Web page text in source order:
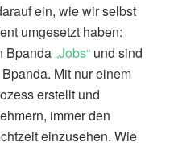
ein, wie wir selbst
umgesetzt haben:
Bpanda„Jobs“ und sind
Mit nur einem
erstellt und
immer den
einzusehen. Wie